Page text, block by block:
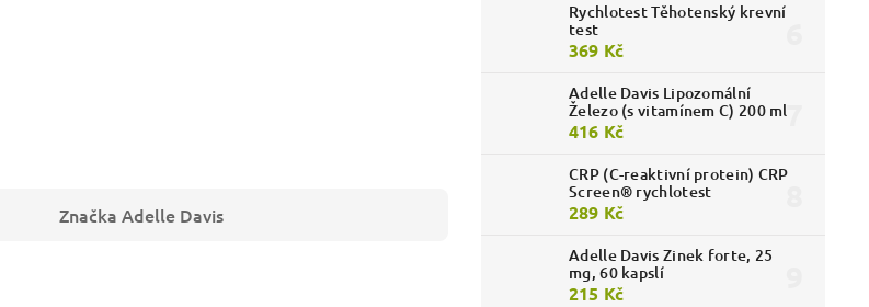
Rychlotest Těhotenský krevní
test
369 Kč
Adelle Davis Lipozomální
Železo (s vitamínem C) 200 ml
416 Kč
CRP (C-reaktivní protein) CRP
Screen® rychlotest
289 Kč
Adelle Davis Zinek forte, 25
mg, 60 kapslí
215 Kč
Značka Adelle Davis